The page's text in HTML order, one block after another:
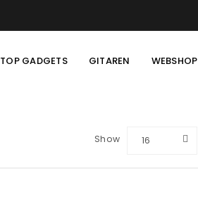
TOP GADGETS GITAREN WEBSHOP
Show 16